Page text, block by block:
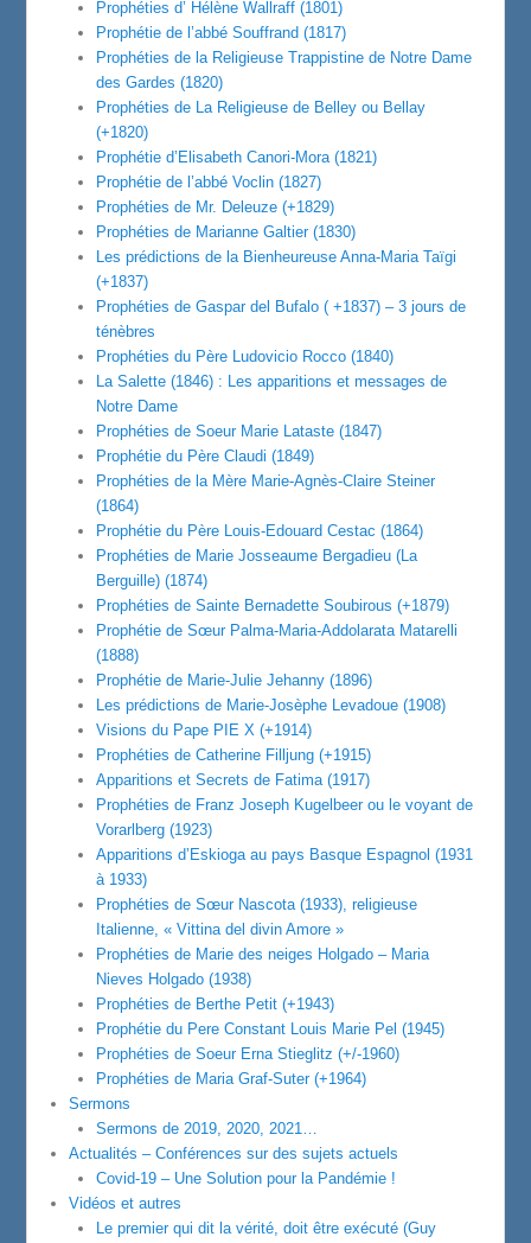
Prophéties d’ Hélène Wallraff (1801)
Prophétie de l’abbé Souffrand (1817)
Prophéties de la Religieuse Trappistine de Notre Dame
des Gardes (1820)
Prophéties de La Religieuse de Belley ou Bellay
(+1820)
Prophétie d’Elisabeth Canori-Mora (1821)
Prophétie de l’abbé Voclin (1827)
Prophéties de Mr. Deleuze (+1829)
Prophéties de Marianne Galtier (1830)
Les prédictions de la Bienheureuse Anna-Maria Taïgi
(+1837)
Prophéties de Gaspar del Bufalo ( +1837) – 3 jours de
ténèbres
Prophéties du Père Ludovicio Rocco (1840)
La Salette (1846) : Les apparitions et messages de
Notre Dame
Prophéties de Soeur Marie Lataste (1847)
Prophétie du Père Claudi (1849)
Prophéties de la Mère Marie-Agnès-Claire Steiner
(1864)
Prophétie du Père Louis-Edouard Cestac (1864)
Prophéties de Marie Josseaume Bergadieu (La
Berguille) (1874)
Prophéties de Sainte Bernadette Soubirous (+1879)
Prophétie de Sœur Palma-Maria-Addolarata Matarelli
(1888)
Prophétie de Marie-Julie Jehanny (1896)
Les prédictions de Marie-Josèphe Levadoue (1908)
Visions du Pape PIE X (+1914)
Prophéties de Catherine Filljung (+1915)
Apparitions et Secrets de Fatima (1917)
Prophéties de Franz Joseph Kugelbeer ou le voyant de
Vorarlberg (1923)
Apparitions d’Eskioga au pays Basque Espagnol (1931
à 1933)
Prophéties de Sœur Nascota (1933), religieuse
Italienne, « Vittina del divin Amore »
Prophéties de Marie des neiges Holgado – Maria
Nieves Holgado (1938)
Prophéties de Berthe Petit (+1943)
Prophétie du Pere Constant Louis Marie Pel (1945)
Prophéties de Soeur Erna Stieglitz (+/-1960)
Prophéties de Maria Graf-Suter (+1964)
Sermons
Sermons de 2019, 2020, 2021…
Actualités – Conférences sur des sujets actuels
Covid-19 – Une Solution pour la Pandémie !
Vidéos et autres
Le premier qui dit la vérité, doit être exécuté (Guy